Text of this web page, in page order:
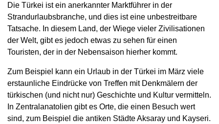
Die Türkei ist ein anerkannter Marktführer in der
Strandurlaubsbranche, und dies ist eine unbestreitbare
Tatsache. In diesem Land, der Wiege vieler Zivilisationen
der Welt, gibt es jedoch etwas zu sehen für einen
Touristen, der in der Nebensaison hierher kommt.
Zum Beispiel kann ein Urlaub in der Türkei im März viele
erstaunliche Eindrücke von Treffen mit Denkmälern der
türkischen (und nicht nur) Geschichte und Kultur vermitteln.
In Zentralanatolien gibt es Orte, die einen Besuch wert
sind, zum Beispiel die antiken Städte Aksaray und Kayseri.